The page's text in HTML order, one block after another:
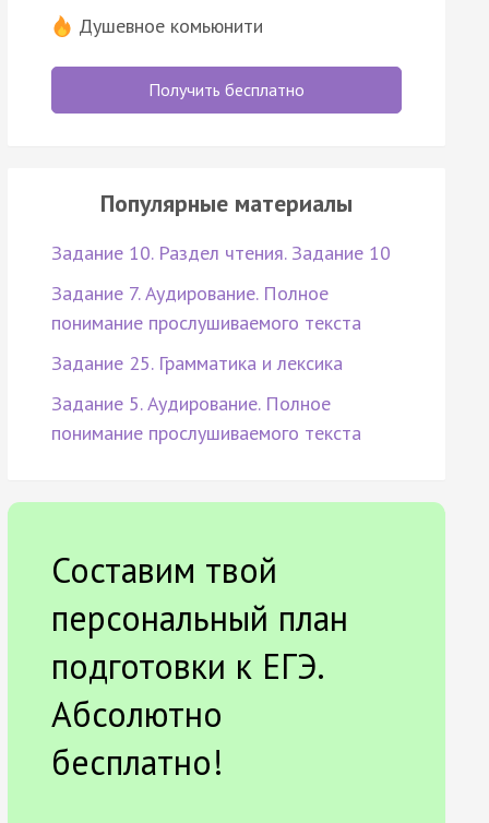
Душевное комьюнити
Получить бесплатно
Популярные материалы
Задание 10. Раздел чтения. Задание 10
Задание 7. Аудирование. Полное
понимание прослушиваемого текста
Задание 25. Грамматика и лексика
Задание 5. Аудирование. Полное
понимание прослушиваемого текста
Составим твой
персональный план
подготовки к ЕГЭ.
Абсолютно
бесплатно!